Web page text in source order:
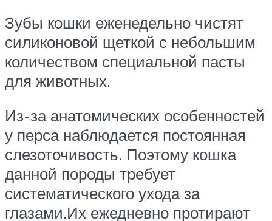
Зубы кошки еженедельно чистят
силиконовой щеткой с небольшим
количеством специальной пасты
для животных.
Из-за анатомических особенностей
у перса наблюдается постоянная
слезоточивость. Поэтому кошка
данной породы требует
систематического ухода за
глазами.Их ежедневно протирают